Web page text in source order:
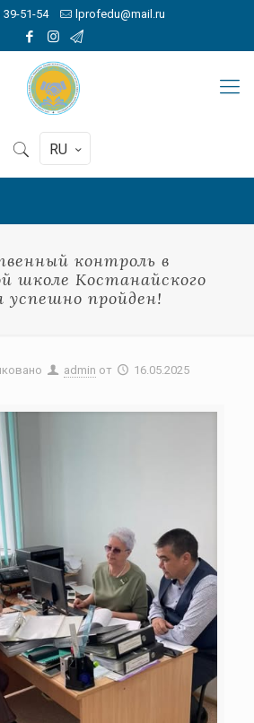
39-51-54 lprofedu@mail.ru
RU
контроль в
школе Костанайского
успешно пройден!
admin от 16.05.2025